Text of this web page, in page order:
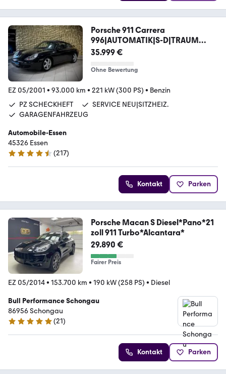
Porsche 911 Carrera
996|AUTOMATIK|S-D|TRAUM
ZUSTAND!!!
35.999 €
Ohne Bewertung
EZ 05/2001 • 93.000 km • 221 kW (300 PS) • Benzin
PZ SCHECKHEFT
SERVICE NEU|SITZHEIZ.
GARAGENFAHRZEUG
Automobile-Essen
45326 Essen
4.7 Sterne
(217)
Kontakt Parken
Porsche Macan S Diesel*Pano*21
zoll 911 Turbo*Alcantara*
29.890 €
Fairer Preis
EZ 05/2014• 153.700 km • 190 kW (258 PS) • Diesel
Bull Performance Schongau
86956 Schongau
5 Sterne
(21)
Kontakt Parken